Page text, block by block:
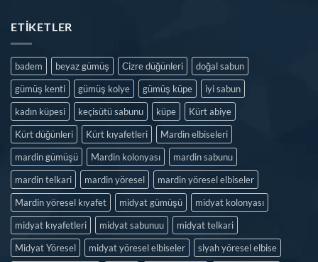
ETIKETLER
badem beyaz gümüş Cizre düğünleri
doğal sabun
gümüş kenti
gümüş kolye gümüş küpe
iyi sabun
kadın küpesi
keçisütü sabunu küpe
Kürt abiye
Kürt düğünleri
Kürt kıyafetleri
Mardin elbiseleri
mardin gümüşü
Mardin kolonyası
mardin sabunu
mardin telkari
mardin yöresel
mardin yöresel elbiseler
Mardin yöresel kıyafet
midyat gümüşü
midyat kolonyası
midyat kıyafetleri
midyat sabunuu
midyat telkari
Midyat Yöresel
midyat yöresel elbiseler
siyah yöresel elbise